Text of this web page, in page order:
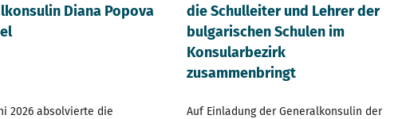
Diana Popova
2026 absolvierte die
die Schulleiter und Lehrer der
bulgarischen Schulen im
Konsularbezirk
zusammenbringt
Auf Einladung der Generalkonsulin der